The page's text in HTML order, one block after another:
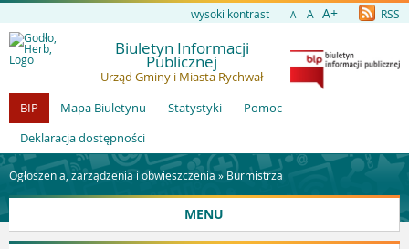
wysoki kontrast A- A A+ RSS
Biuletyn Informacji
Publicznej
Urząd Gminy i Miasta Rychwał
BIP
Mapa Biuletynu Statystyki
Pomoc
Deklaracja dostępności
Ogłoszenia, zarządzenia i obwieszczenia » Burmistrza
MENU